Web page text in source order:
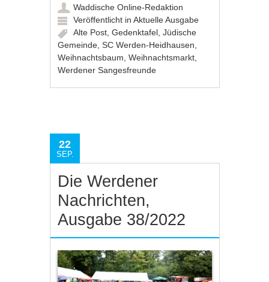
Waddische Online-Redaktion
Veröffentlicht inAktuelle Ausgabe
Alte Post ,Gedenktafel ,Jüdische
Gemeinde ,SC Werden-Heidhausen
Weihnachtsbaum ,Weihnachtsmarkt
Werdener Sangesfreunde
22
SEP.
Die Werdener
Nachrichten,
Ausgabe 38/2022